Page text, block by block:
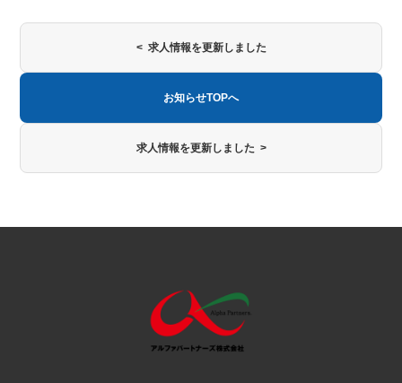
< 求人情報を更新しました
お知らせTOPへ
求人情報を更新しました >